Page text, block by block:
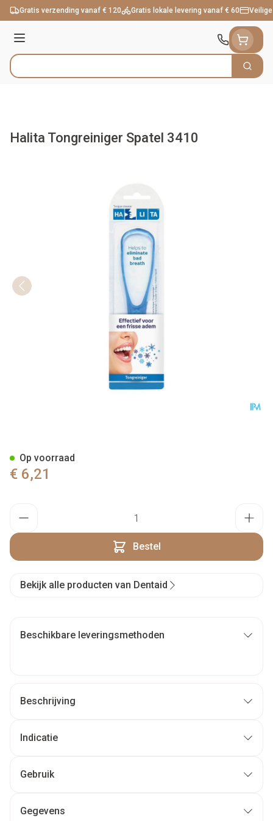
Ga naar de inhoud
Gratis verzending vanaf € 120 Gratis lokale levering vanaf € 60
Menu
Product, merk, categorie... Zoek
Halita Tongreiniger Spatel 3410
€ 6,21
Bestel
Op voorraad
Bekijk alle producten van Dentaid
Beschikbare leveringsmethoden
Beschrijving
Indicatie
Gebruik
Gegevens